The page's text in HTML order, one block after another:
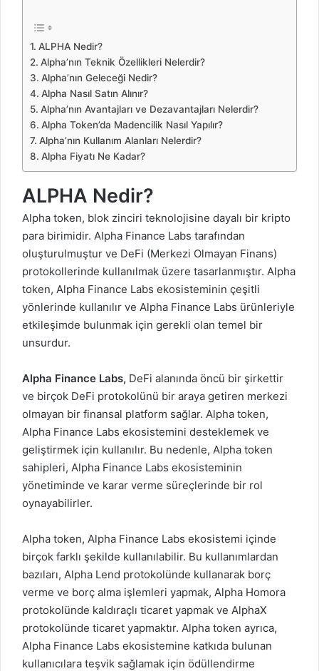
ALPHA Nedir?
Alpha’nın Teknik Özellikleri Nelerdir?
Alpha’nın Geleceği Nedir?
Alpha Nasıl Satın Alınır?
Alpha’nın Avantajları ve Dezavantajları Nelerdir?
Alpha Token’da Madencilik Nasıl Yapılır?
Alpha’nın Kullanım Alanları Nelerdir?
Alpha Fiyatı Ne Kadar?
ALPHA Nedir?
Alpha token, blok zinciri teknolojisine dayalı bir kripto
para birimidir. Alpha Finance Labs tarafından
oluşturulmuştur ve DeFi (Merkezi Olmayan Finans)
protokollerinde kullanılmak üzere tasarlanmıştır. Alpha
token, Alpha Finance Labs ekosisteminin çeşitli
yönlerinde kullanılır ve Alpha Finance Labs ürünleriyle
etkileşimde bulunmak için gerekli olan temel bir
unsurdur.
Alpha Finance Labs, DeFi alanında öncü bir şirkettir
ve birçok DeFi protokolünü bir araya getiren merkezi
olmayan bir finansal platform sağlar. Alpha token,
Alpha Finance Labs ekosistemini desteklemek ve
geliştirmek için kullanılır. Bu nedenle, Alpha token
sahipleri, Alpha Finance Labs ekosisteminin
yönetiminde ve karar verme süreçlerinde bir rol
oynayabilirler.
Alpha token, Alpha Finance Labs ekosistemi içinde
birçok farklı şekilde kullanılabilir. Bu kullanımlardan
bazıları, Alpha Lend protokolünde kullanarak borç
verme ve borç alma işlemleri yapmak, Alpha Homora
protokolünde kaldıraçlı ticaret yapmak ve AlphaX
protokolünde ticaret yapmaktır. Alpha token ayrıca,
Alpha Finance Labs ekosistemine katkıda bulunan
kullanıcılara teşvik sağlamak için ödüllendirme